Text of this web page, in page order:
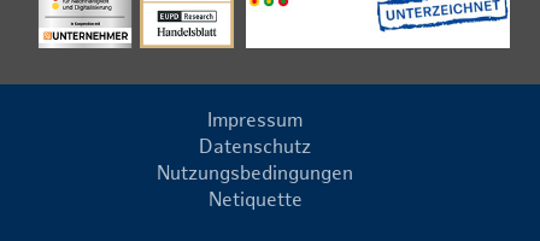
Impressum
Datenschutz
Nutzungsbedingungen
Netiquette